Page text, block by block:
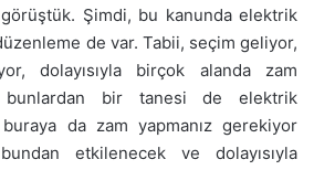
Şimdi, bu kanunda elektrik
de var. Tabii, seçim geliyor,
dolayısıyla birçok alanda zam
bunlardan bir tanesi de elektrik
da zam yapmanız gerekiyor
etkilenecek ve dolayısıyla